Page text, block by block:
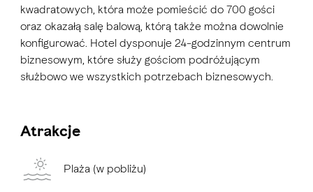
kwadratowych, która może pomieścić do 700 gości
oraz okazałą salę balową, którą także można dowolnie
konfigurować. Hotel dysponuje 24-godzinnym centrum
biznesowym, które służy gościom podróżującym
służbowo we wszystkich potrzebach biznesowych.
Atrakcje
Plaża (w pobliżu)